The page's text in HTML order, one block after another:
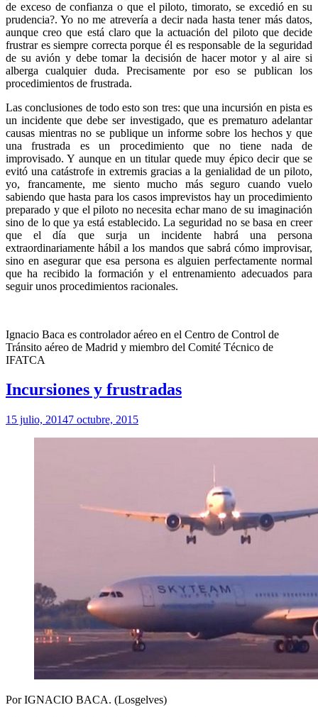
de exceso de confianza o que el piloto, timorato, se excedió en su
prudencia?. Yo no me atrevería a decir nada hasta tener más datos,
aunque creo que está claro que la actuación del piloto que decide
frustrar es siempre correcta porque él es responsable de la seguridad
de su avión y debe tomar la decisión de hacer motor y al aire si
alberga cualquier duda. Precisamente por eso se publican los
procedimientos de frustrada.
Las conclusiones de todo esto son tres: que una incursión en pista es
un incidente que debe ser investigado, que es prematuro adelantar
causas mientras no se publique un informe sobre los hechos y que
una frustrada es un procedimiento que no tiene nada de
improvisado. Y aunque en un titular quede muy épico decir que se
evitó una catástrofe in extremis gracias a la genialidad de un piloto,
yo, francamente, me siento mucho más seguro cuando vuelo
sabiendo que hasta para los casos imprevistos hay un procedimiento
preparado y que el piloto no necesita echar mano de su imaginación
sino de lo que ya está establecido. La seguridad no se basa en creer
que el día que surja un incidente habrá una persona
extraordinariamente hábil a los mandos que sabrá cómo improvisar,
sino en asegurar que esa persona es alguien perfectamente normal
que ha recibido la formación y el entrenamiento adecuados para
seguir unos procedimientos racionales.
Ignacio Baca es controlador aéreo en el Centro de Control de
Tránsito aéreo de Madrid y miembro del Comité Técnico de
IFATCA
Incursiones y frustradas
15 julio, 20147 octubre, 2015
Por IGNACIO BACA. (Losgelves)